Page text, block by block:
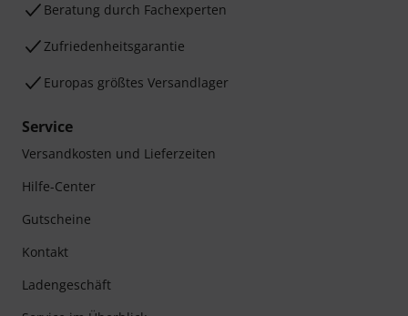
Beratung durch Fachexperten
Zufriedenheitsgarantie
Europas größtes Versandlager
Service
Versandkosten und Lieferzeiten
Hilfe-Center
Gutscheine
Kontakt
Ladengeschäft